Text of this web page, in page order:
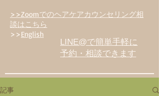
>>Zoomでのヘアケアカウンセリング相
談はこちら
>>English
LINE@で簡単手軽に
予約・相談できます
記事